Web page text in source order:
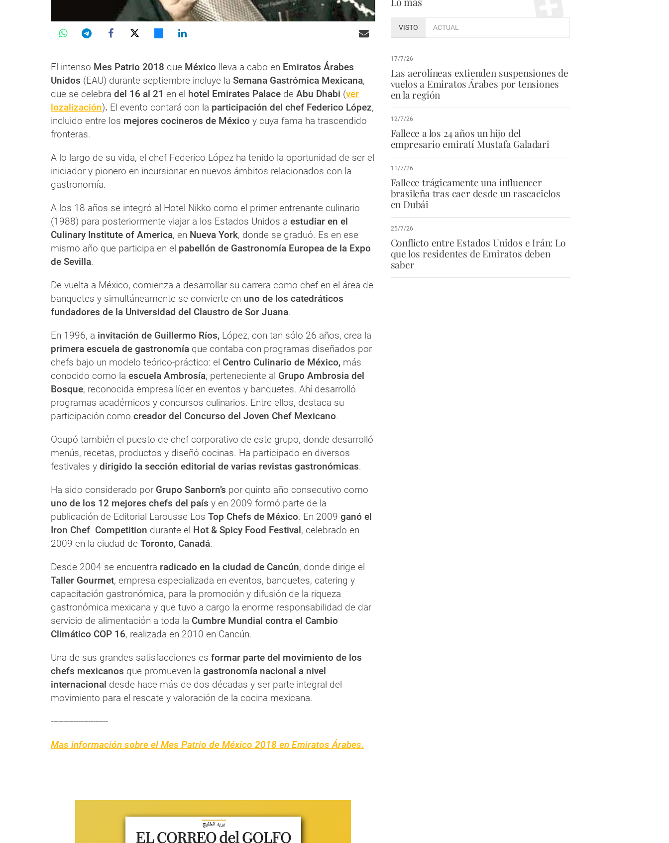
El intenso Mes Patrio 2018 que México lleva a cabo en Emiratos Árabes
Unidos (EAU) durante septiembre incluye la Semana Gastrómica Mexicana,
que se celebra del 16 al 21 en el hotel Emirates Palace de Abu Dhabi (ver
lozalización). El evento contará con la participación del chef Federico López,
incluido entre los mejores cocineros de México y cuya fama ha trascendido
fronteras.
A lo largo de su vida, el chef Federico López ha tenido la oportunidad de ser el
iniciador y pionero en incursionar en nuevos ámbitos relacionados con la
gastronomía.
A los 18 años se integró al Hotel Nikko como el primer entrenante culinario
(1988) para posteriormente viajar a los Estados Unidos a estudiar en el
Culinary Institute of America, en Nueva York, donde se graduó. Es en ese
mismo año que participa en el pabellón de Gastronomía Europea de la Expo
de Sevilla.
De vuelta a México, comienza a desarrollar su carrera como chef en el área de
banquetes y simultáneamente se convierte en uno de los catedráticos
fundadores de la Universidad del Claustro de Sor Juana.
En 1996, a invitación de Guillermo Ríos, López, con tan sólo 26 años, crea la
primera escuela de gastronomía que contaba con programas diseñados por
chefs bajo un modelo teórico-práctico: el Centro Culinario de México, más
conocido como la escuela Ambrosía, perteneciente al Grupo Ambrosia del
Bosque, reconocida empresa líder en eventos y banquetes. Ahí desarrolló
programas académicos y concursos culinarios. Entre ellos, destaca su
participación como creador del Concurso del Joven Chef Mexicano.
Ocupó también el puesto de chef corporativo de este grupo, donde desarrolló
menús, recetas, productos y diseñó cocinas. Ha participado en diversos
festivales y dirigido la sección editorial de varias revistas gastronómicas.
Ha sido considerado por Grupo Sanborn’s por quinto año consecutivo como
uno de los 12 mejores chefs del país y en 2009 formó parte de la
publicación de Editorial Larousse Los Top Chefs de México. En 2009 ganó el
Iron Chef Competition durante el Hot & Spicy Food Festival, celebrado en
2009 en la ciudad de Toronto, Canadá.
Desde 2004 se encuentra radicado en la ciudad de Cancún, donde dirige el
Taller Gourmet, empresa especializada en eventos, banquetes, catering y
capacitación gastronómica, para la promoción y difusión de la riqueza
gastronómica mexicana y que tuvo a cargo la enorme responsabilidad de dar
servicio de alimentación a toda la Cumbre Mundial contra el Cambio
Climático COP 16, realizada en 2010 en Cancún.
Una de sus grandes satisfacciones es formar parte del movimiento de los
chefs mexicanos que promueven la gastronomía nacional a nivel
internacional desde hace más de dos décadas y ser parte integral del
movimiento para el rescate y valoración de la cocina mexicana.
-----------------------
Mas información sobre el Mes Patrio de México 2018 en Emiratos Árabes.
VISTO ACTUAL
17/7/26
Las aerolíneas extienden suspensiones de
vuelos a Emiratos Árabes por tensiones
en la región
12/7/26
Fallece a los 24 años un hijo del
empresario emiratí Mustafa Galadari
11/7/26
Fallece trágicamente una influencer
brasileña tras caer desde un rascacielos
en Dubái
25/7/26
Conflicto entre Estados Unidos e Irán: Lo
que los residentes de Emiratos deben
saber